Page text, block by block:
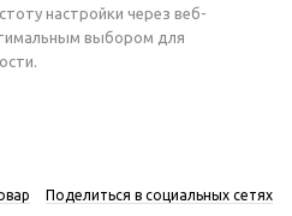
настройки через веб-
выбором для
Поделиться в социальных сетях